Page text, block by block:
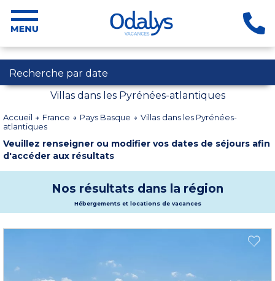
Recherche par date
Villas dans les Pyrénées-atlantiques
Accueil France Pays Basque
Villas dans les Pyrénées-
atlantiques
Veuillez renseigner ou modifier vos dates de séjours afin
d'accéder aux résultats
Nos résultats dans la région
Hébergements et locations de vacances